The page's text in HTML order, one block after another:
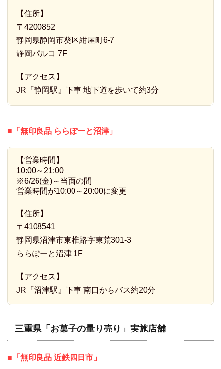
【住所】
〒4200852
静岡県静岡市葵区紺屋町6-7
静岡パルコ 7F
【アクセス】
JR『静岡駅』下車 地下道を歩いて約3分
■「無印良品 ららぽーと沼津」
【営業時間】
10:00～21:00
※6/26(金)～当面の間
営業時間が10:00～20:00に変更
【住所】
〒4108541
静岡県沼津市東椎路字東荒301-3
ららぽーと沼津 1F
【アクセス】
JR『沼津駅』下車 南口からバス約20分
三重県「お菓子の量り売り」実施店舗
■「無印良品 近鉄四日市」